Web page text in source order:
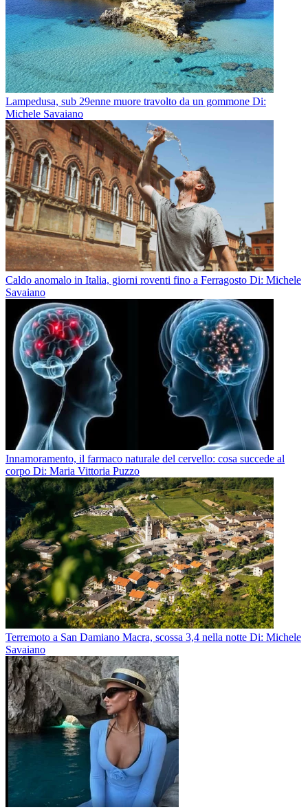
Lampedusa, sub 29enne muore travolto da un gommone Di:
Michele Savaiano
Caldo anomalo in Italia, giorni roventi fino a Ferragosto Di: Michele
Savaiano
Innamoramento, il farmaco naturale del cervello: cosa succede al
corpo Di: Maria Vittoria Puzzo
Terremoto a San Damiano Macra, scossa 3,4 nella notte Di: Michele
Savaiano